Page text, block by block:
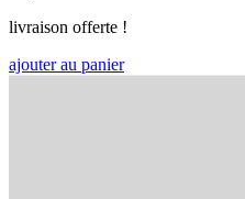
livraison offerte !
ajouter au panier